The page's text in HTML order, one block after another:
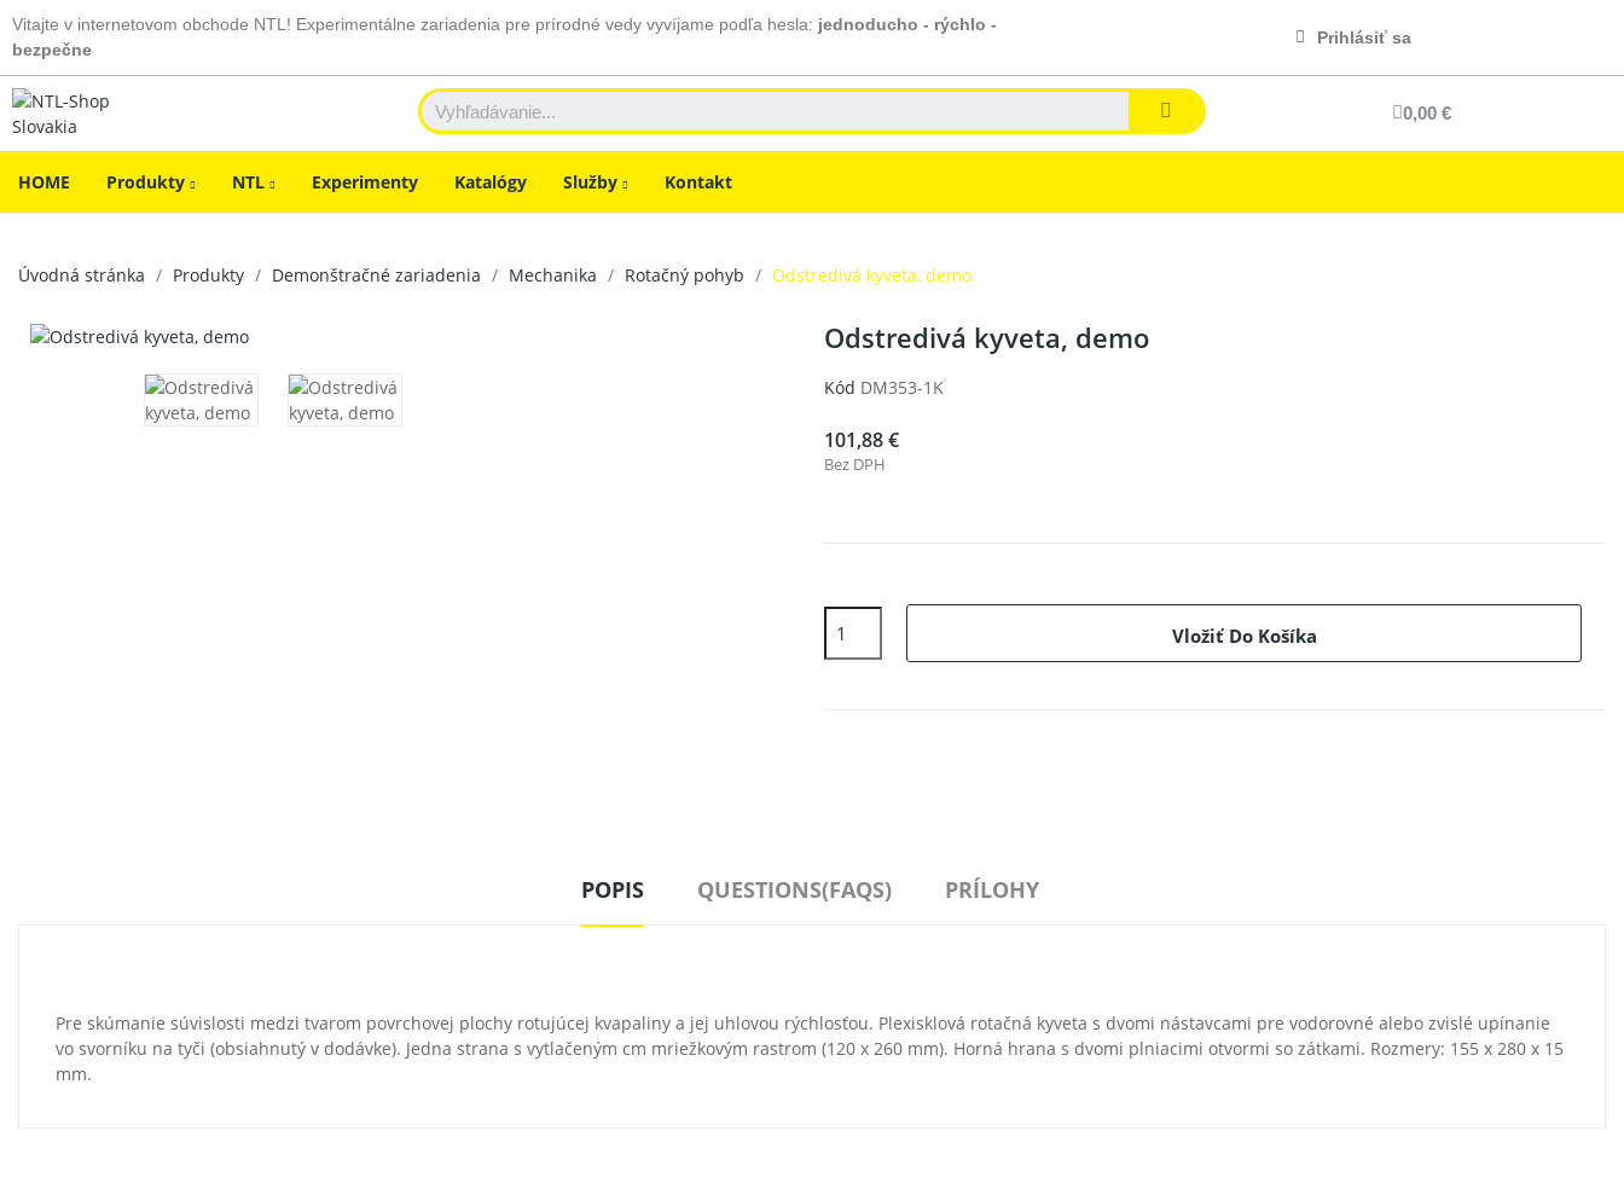
Vitajte v internetovom obchode NTL! Experimentálne zariadenia pre prírodné vedy vyvíjame podľa hesla: jednoducho - rýchlo -
bezpečne
Prihlásiť sa
0,00 €
HOME Produkty NTL Experimenty Katalógy Služby Kontakt
Úvodná stránka Produkty Demonštračné zariadenia Mechanika Rotačný pohyb Odstredivá kyveta, demo
Odstredivá kyveta, demo
Kód DM353-1K
101,88 €
Bez DPH
Vložiť Do Košíka
POPIS QUESTIONS(FAQS) PRÍLOHY
Pre skúmanie súvislosti medzi tvarom povrchovej plochy rotujúcej kvapaliny a jej uhlovou rýchlosťou. Plexisklová rotačná kyveta s dvomi nástavcami pre vodorovné alebo zvislé upínanie
vo svorníku na tyči (obsiahnutý v dodávke). Jedna strana s vytlačeným cm mriežkovým rastrom (120 x 260 mm). Horná hrana s dvomi plniacimi otvormi so zátkami. Rozmery: 155 x 280 x 15
mm.